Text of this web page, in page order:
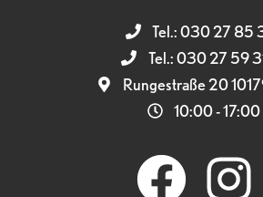
Tel.: 030 27 85
Tel.: 030 27 59
Rungestraße 20
10:00 - 17:00